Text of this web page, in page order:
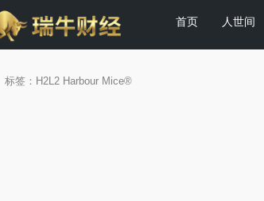
首页 人世间
标签：H2L2 Harbour Mice®